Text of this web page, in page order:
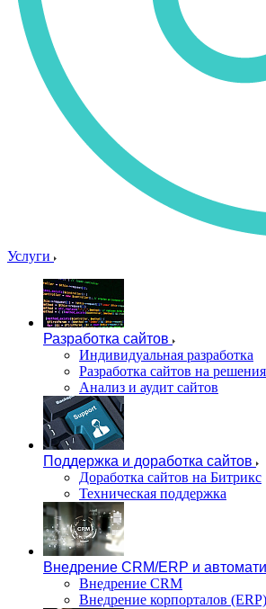
Услуги
Разработка сайтов
Индивидуальная разработка
Разработка сайтов на
Анализ и аудит сайтов
Поддержка и доработка сайтов
Доработка сайтов на Битрикс
Техническая поддержка
Внедрение CRM/ERP и
Внедрение CRM
Внедрение корпорталов (ERP)